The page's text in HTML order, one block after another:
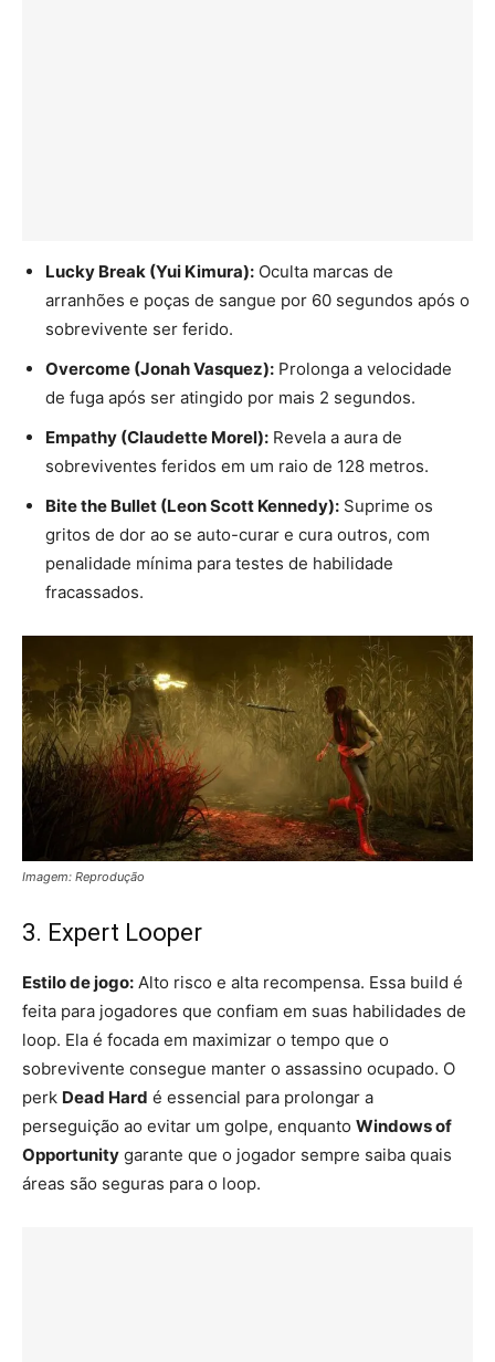
Lucky Break (Yui Kimura): Oculta marcas de
arranhões e poças de sangue por 60 segundos após o
sobrevivente ser ferido.
Overcome (Jonah Vasquez): Prolonga a velocidade
de fuga após ser atingido por mais 2 segundos.
Empathy (Claudette Morel): Revela a aura de
sobreviventes feridos em um raio de 128 metros.
Bite the Bullet (Leon Scott Kennedy): Suprime os
gritos de dor ao se auto-curar e cura outros, com
penalidade mínima para testes de habilidade
fracassados.
Imagem: Reprodução
3. Expert Looper
Estilo de jogo: Alto risco e alta recompensa. Essa build é
feita para jogadores que confiam em suas habilidades de
loop. Ela é focada em maximizar o tempo que o
sobrevivente consegue manter o assassino ocupado. O
perk Dead Hard é essencial para prolongar a
perseguição ao evitar um golpe, enquanto Windows of
Opportunity garante que o jogador sempre saiba quais
áreas são seguras para o loop.